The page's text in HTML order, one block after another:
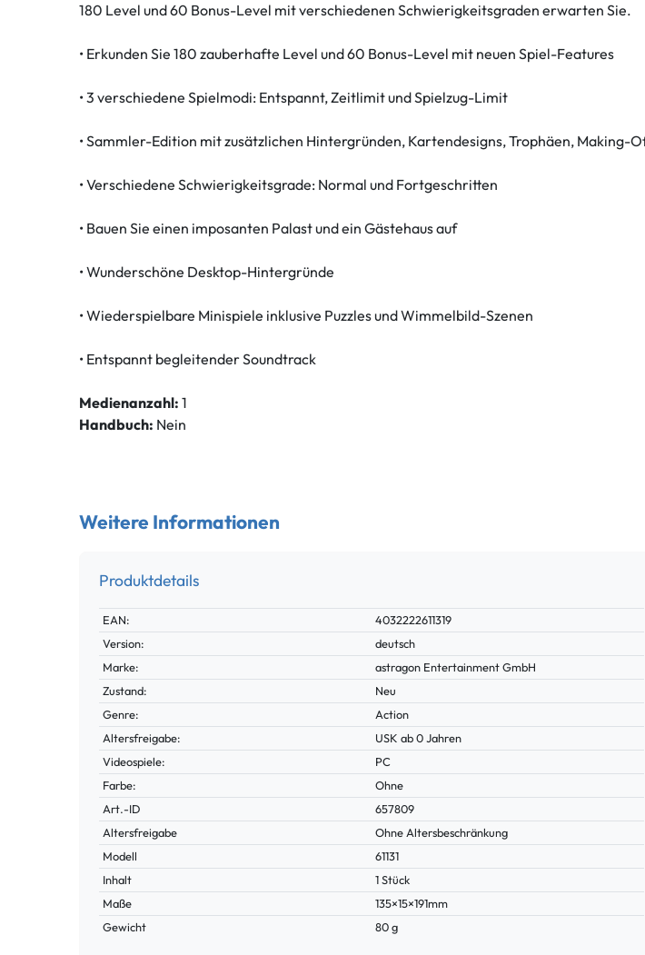
180 Level und 60 Bonus-Level mit verschiedenen Schwierigkeitsgraden erwarten Sie.
• Erkunden Sie 180 zauberhafte Level und 60 Bonus-Level mit neuen Spiel-Features
• 3 verschiedene Spielmodi: Entspannt, Zeitlimit und Spielzug-Limit
• Sammler-Edition mit zusätzlichen Hintergründen, Kartendesigns, Trophäen, Making-
• Verschiedene Schwierigkeitsgrade: Normal und Fortgeschritten
• Bauen Sie einen imposanten Palast und ein Gästehaus auf
• Wunderschöne Desktop-Hintergründe
• Wiederspielbare Minispiele inklusive Puzzles und Wimmelbild-Szenen
• Entspannt begleitender Soundtrack
Medienanzahl: 1
Handbuch: Nein
Weitere Informationen
Produktdetails
Technisches
Merkmal
Wert
EAN:
4032222611319
Version:
deutsch
Marke:
astragon Entertainment GmbH
Zustand:
Neu
Genre:
Action
Altersfreigabe:
USK ab 0 Jahren
Videospiele:
PC
Farbe:
Ohne
Technisches
Merkmal
Wert
Art.-ID
657809
Altersfreigabe
Ohne Altersbeschränkung
Modell
61131
Inhalt
1 Stück
Maße
135×15×191mm
Gewicht
80 g